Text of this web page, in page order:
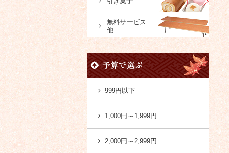
無料サービス
他
999円以下
1,000円～1,999円
2,000円～2,999円